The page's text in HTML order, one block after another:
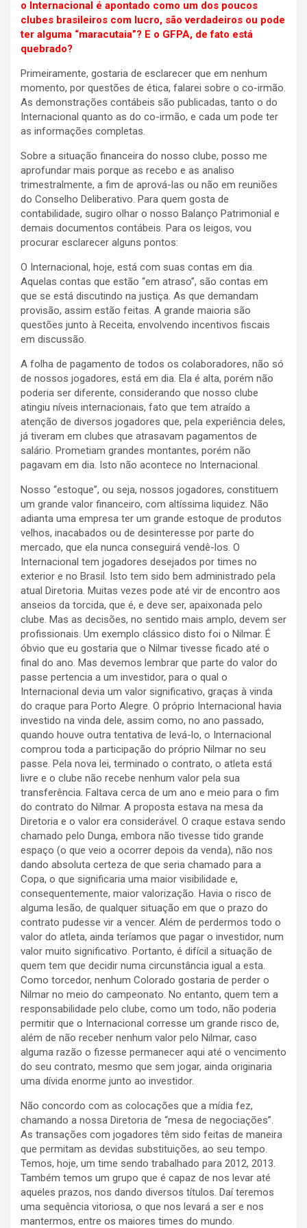
o Internacional é apontado como um dos poucos
clubes brasileiros com lucro, são verdadeiros ou pode
ter alguma “maracutaia”? E o GFPA, de fato está
quebrado?
Primeiramente, gostaria de esclarecer que em nenhum
momento, por questões de ética, falarei sobre o co-irmão.
As demonstrações contábeis são publicadas, tanto o do
Internacional quanto as do co-irmão, e cada um pode ter
as informações completas.
Sobre a situação financeira do nosso clube, posso me
aprofundar mais porque as recebo e as analiso
trimestralmente, a fim de aprová-las ou não em reuniões
do Conselho Deliberativo. Para quem gosta de
contabilidade, sugiro olhar o nosso Balanço Patrimonial e
demais documentos contábeis. Para os leigos, vou
procurar esclarecer alguns pontos:
O Internacional, hoje, está com suas contas em dia.
Aquelas contas que estão “em atraso”, são contas em
que se está discutindo na justiça. As que demandam
provisão, assim estão feitas. A grande maioria são
questões junto à Receita, envolvendo incentivos fiscais
em discussão.
A folha de pagamento de todos os colaboradores, não só
de nossos jogadores, está em dia. Ela é alta, porém não
poderia ser diferente, considerando que nosso clube
atingiu níveis internacionais, fato que tem atraído a
atenção de diversos jogadores que, pela experiência deles,
já tiveram em clubes que atrasavam pagamentos de
salário. Prometiam grandes montantes, porém não
pagavam em dia. Isto não acontece no Internacional.
Nosso “estoque”, ou seja, nossos jogadores, constituem
um grande valor financeiro, com altíssima liquidez. Não
adianta uma empresa ter um grande estoque de produtos
velhos, inacabados ou de desinteresse por parte do
mercado, que ela nunca conseguirá vendê-los. O
Internacional tem jogadores desejados por times no
exterior e no Brasil. Isto tem sido bem administrado pela
atual Diretoria. Muitas vezes pode até vir de encontro aos
anseios da torcida, que é, e deve ser, apaixonada pelo
clube. Mas as decisões, no sentido mais amplo, devem ser
profissionais. Um exemplo clássico disto foi o Nilmar. É
óbvio que eu gostaria que o Nilmar tivesse ficado até o
final do ano. Mas devemos lembrar que parte do valor do
passe pertencia a um investidor, para o qual o
Internacional devia um valor significativo, graças à vinda
do craque para Porto Alegre. O próprio Internacional havia
investido na vinda dele, assim como, no ano passado,
quando houve outra tentativa de levá-lo, o Internacional
comprou toda a participação do próprio Nilmar no seu
passe. Pela nova lei, terminado o contrato, o atleta está
livre e o clube não recebe nenhum valor pela sua
transferência. Faltava cerca de um ano e meio para o fim
do contrato do Nilmar. A proposta estava na mesa da
Diretoria e o valor era considerável. O craque estava sendo
chamado pelo Dunga, embora não tivesse tido grande
espaço (o que veio a ocorrer depois da venda), não nos
dando absoluta certeza de que seria chamado para a
Copa, o que significaria uma maior visibilidade e,
consequentemente, maior valorização. Havia o risco de
alguma lesão, de qualquer situação em que o prazo do
contrato pudesse vir a vencer. Além de perdermos todo o
valor do atleta, ainda teríamos que pagar o investidor, num
valor muito significativo. Portanto, é difícil a situação de
quem tem que decidir numa circunstância igual a esta.
Como torcedor, nenhum Colorado gostaria de perder o
Nilmar no meio do campeonato. No entanto, quem tem a
responsabilidade pelo clube, como um todo, não poderia
permitir que o Internacional corresse um grande risco de,
além de não receber nenhum valor pelo Nilmar, caso
alguma razão o fizesse permanecer aqui até o vencimento
do seu contrato, mesmo que sem jogar, ainda originaria
uma dívida enorme junto ao investidor.
Não concordo com as colocações que a mídia fez,
chamando a nossa Diretoria de “mesa de negociações”.
As transações com jogadores têm sido feitas de maneira
que permitam as devidas substituições, ao seu tempo.
Temos, hoje, um time sendo trabalhado para 2012, 2013.
Também temos um grupo que é capaz de nos levar até
aqueles prazos, nos dando diversos títulos. Daí teremos
uma sequência vitoriosa, o que nos levará a ser e nos
mantermos, entre os maiores times do mundo.